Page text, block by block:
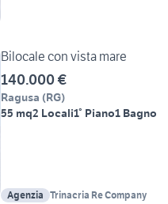
Bilocale con vista mare
140.000 €
Ragusa (RG)
55 mq2 Locali1° Piano1 Bagno
Agenzia Trinacria Re Company